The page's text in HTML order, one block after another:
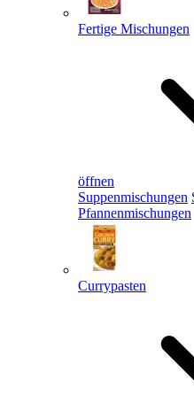
Fertige Mischungen
öffnen
Suppenmischungen
Pfannenmischungen
Currypasten